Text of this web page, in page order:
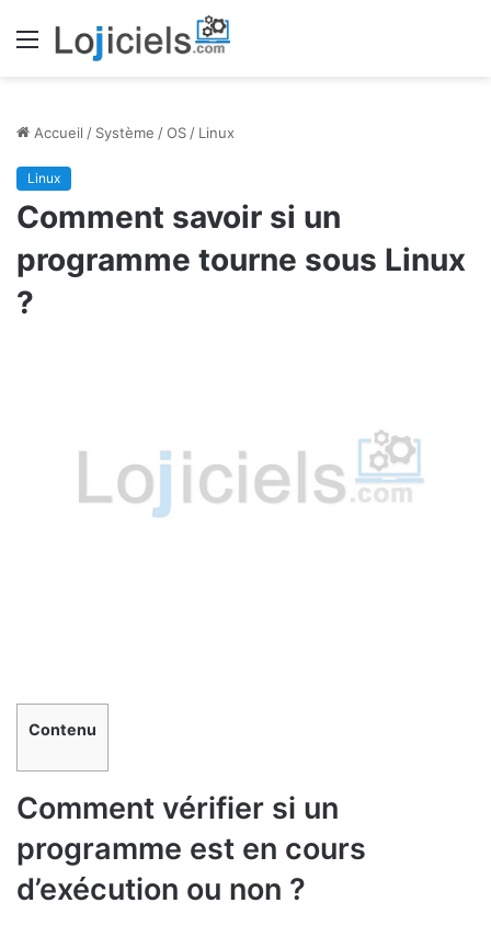
Menu
Accueil / Système /OS / Linux
Linux
Comment savoir si un
programme tourne sous Linux
?
Contenu
Comment vérifier si un
programme est en cours
d’exécution ou non ?